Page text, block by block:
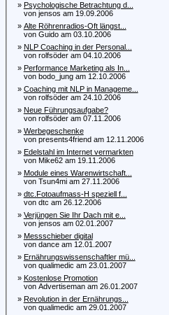
» Psychologische Betrachtung d...
von jensos am 19.09.2006
» Alte Röhrenradios-Oft längst...
von Guido am 03.10.2006
» NLP Coaching in der Personal...
von rolfsöder am 04.10.2006
» Performance Marketing als In...
von bodo_jung am 12.10.2006
» Coaching mit NLP in Manageme...
von rolfsöder am 24.10.2006
» Neue Führungsaufgabe?
von rolfsöder am 07.11.2006
» Werbegeschenke
von presents4friend am 12.11.2006
» Edelstahl im Internet vermarkten
von Mike62 am 19.11.2006
» Module eines Warenwirtschaft...
von Tsun4mi am 27.11.2006
» dtc.Fotoaufmass-H speziell f...
von dtc am 26.12.2006
» Verjüngen Sie Ihr Dach mit e...
von jensos am 02.01.2007
» Messschieber digital
von dance am 12.01.2007
» Ernährungswissenschaftler mü...
von qualimedic am 23.01.2007
» Kostenlose Promotion
von Advertiseman am 26.01.2007
» Revolution in der Ernährungs...
von qualimedic am 29.01.2007